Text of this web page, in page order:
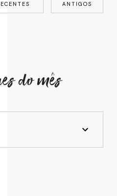
ANTIGOS
do mês